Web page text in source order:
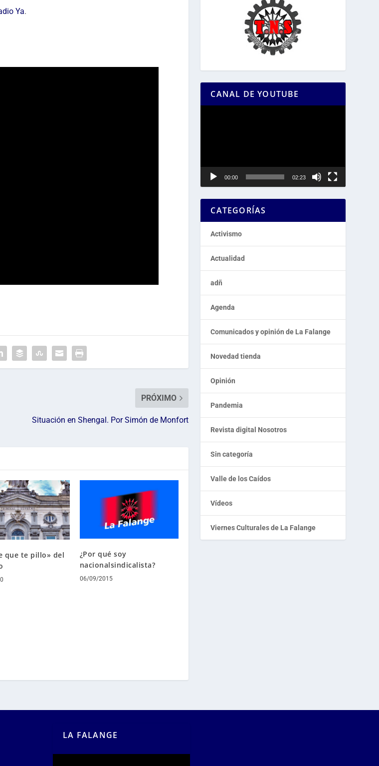
Ya.
PRÓXIMO
Situación en Shengal. Por Simón de Monfort
que te pillo» del
¿Por qué soy
nacionalsindicalista?
06/09/2015
CANAL DE YOUTUBE
00:00 02:23
CATEGORÍAS
Activismo
Actualidad
adñ
Agenda
Comunicados y opinión de La Falange
Novedad tienda
Opinión
Pandemia
Revista digital Nosotros
Sin categoría
Valle de los Caídos
Vídeos
Viernes Culturales de La Falange
LA FALANGE